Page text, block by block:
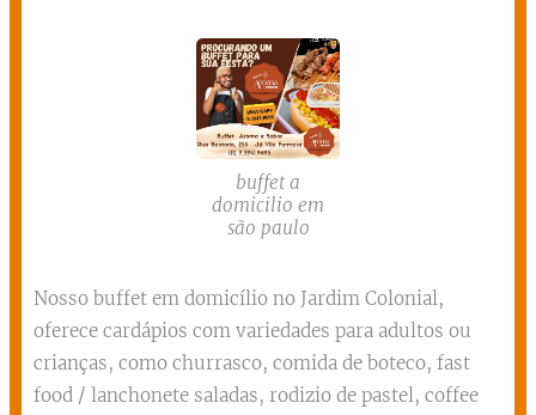
buffet a
domicilio em
são paulo
Nosso buffet em domicílio no Jardim Colonial,
oferece cardápios com variedades para adultos ou
crianças, como churrasco, comida de boteco, fast
food / lanchonete saladas, rodizio de pastel, coffee